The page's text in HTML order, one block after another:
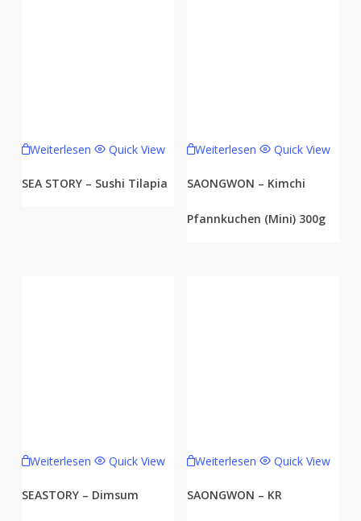
Weiterlesen Quick View
SEA STORY – Sushi Tilapia
Weiterlesen Quick View
SAONGWON – Kimchi
Pfannkuchen (Mini) 300g
Weiterlesen Quick View
SEASTORY – Dimsum
Weiterlesen Quick View
SAONGWON – KR